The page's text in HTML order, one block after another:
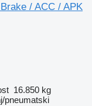
/ ACC / APK
16.850 kg
pneumatski